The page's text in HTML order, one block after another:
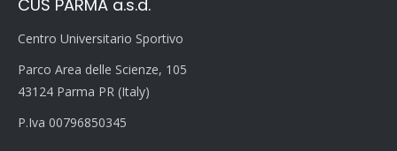
CUS PARMA a.s.d.
Centro Universitario Sportivo
Parco Area delle Scienze, 105
43124 Parma PR (Italy)
P.Iva 00796850345